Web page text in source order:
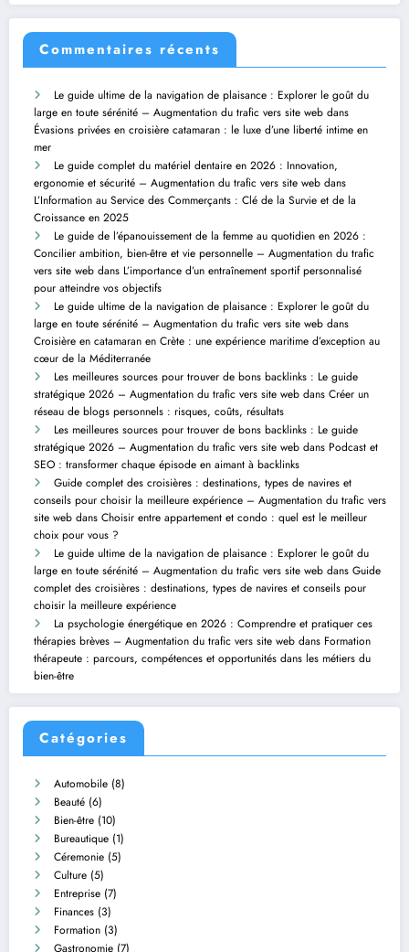
Commentaires récents
Le guide ultime de la navigation de plaisance : Explorer le goût du
large en toute sérénité – Augmentation du trafic vers site web dans
Évasions privées en croisière catamaran : le luxe d’une liberté intime en
mer
Le guide complet du matériel dentaire en 2026 : Innovation,
ergonomie et sécurité – Augmentation du trafic vers site web dans
L’Information au Service des Commerçants : Clé de la Survie et de la
Croissance en 2025
Le guide de l’épanouissement de la femme au quotidien en 2026 :
Concilier ambition, bien-être et vie personnelle – Augmentation du trafic
vers site web dans L’importance d’un entraînement sportif personnalisé
pour atteindre vos objectifs
Le guide ultime de la navigation de plaisance : Explorer le goût du
large en toute sérénité – Augmentation du trafic vers site web dans
Croisière en catamaran en Crète : une expérience maritime d’exception au
cœur de la Méditerranée
Les meilleures sources pour trouver de bons backlinks : Le guide
stratégique 2026 – Augmentation du trafic vers site web dans Créer un
réseau de blogs personnels : risques, coûts, résultats
Les meilleures sources pour trouver de bons backlinks : Le guide
stratégique 2026 – Augmentation du trafic vers site web dans Podcast et
SEO : transformer chaque épisode en aimant à backlinks
Guide complet des croisières : destinations, types de navires et
conseils pour choisir la meilleure expérience – Augmentation du trafic vers
site web dans Choisir entre appartement et condo : quel est le meilleur
choix pour vous ?
Le guide ultime de la navigation de plaisance : Explorer le goût du
large en toute sérénité – Augmentation du trafic vers site web dans Guide
complet des croisières : destinations, types de navires et conseils pour
choisir la meilleure expérience
La psychologie énergétique en 2026 : Comprendre et pratiquer ces
thérapies brèves – Augmentation du trafic vers site web dans Formation
thérapeute : parcours, compétences et opportunités dans les métiers du
bien-être
Catégories
Automobile (8)
Beauté (6)
Bien-être (10)
Bureautique (1)
Céremonie (5)
Culture (5)
Entreprise (7)
Finances (3)
Formation (3)
Gastronomie (7)